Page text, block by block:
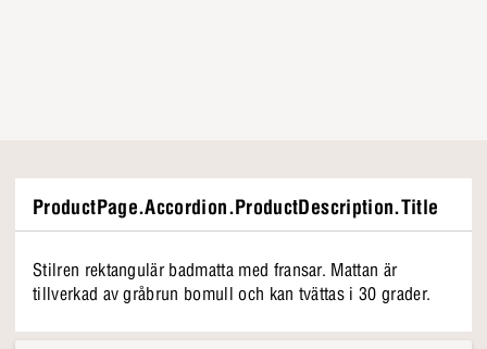
ProductPage.Accordion.ProductDescription.Title
Stilren rektangulär badmatta med fransar. Mattan är
tillverkad av gråbrun bomull och kan tvättas i 30 grader.